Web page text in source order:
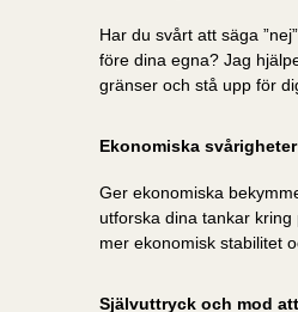
Har du svårt att säga
före dina egna? Jag
gränser och stå upp för
Ekonomiska
Ger ekonomiska
utforska dina tankar
mer ekonomisk stabilitet
Självuttryck och mod